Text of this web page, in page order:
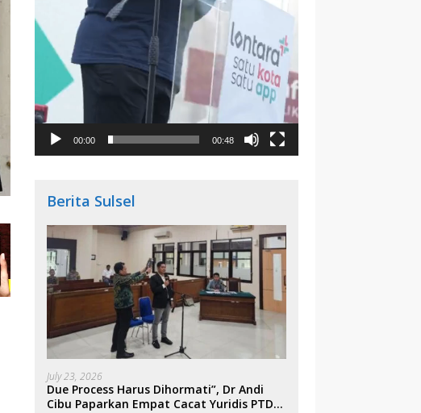
00:00 00:48
Berita Sulsel
July 23, 2026
Due Process Harus Dihormati”, Dr Andi
Cibu Paparkan Empat Cacat Yuridis PTDH